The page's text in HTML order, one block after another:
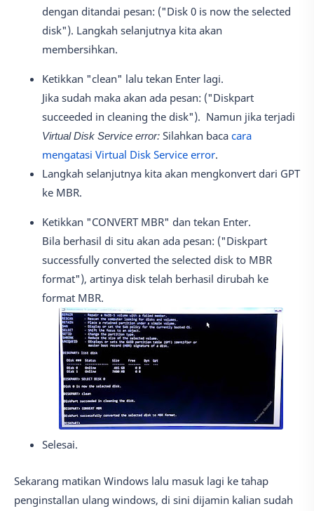
dengan ditandai pesan: ("Disk 0 is now the selected
disk"). Langkah selanjutnya kita akan
membersihkan.
Ketikkan "clean" lalu tekan Enter lagi.
Jika sudah maka akan ada pesan: ("Diskpart
succeeded in cleaning the disk"). Namun jika terjadi
Virtual Disk Service error: Silahkan baca cara
mengatasi Virtual Disk Service error.
Langkah selanjutnya kita akan mengkonvert dari GPT
ke MBR.
Ketikkan "CONVERT MBR" dan tekan Enter.
Bila berhasil di situ akan ada pesan: ("Diskpart
successfully converted the selected disk to MBR
format"), artinya disk telah berhasil dirubah ke
format MBR.
Selesai.
Sekarang matikan Windows lalu masuk lagi ke tahap
penginstallan ulang windows, di sini dijamin kalian sudah